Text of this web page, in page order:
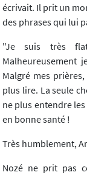
écrivait. Il prit un
des phrases qui lui
"Je suis très
Malheureusement
Malgré mes
plus lire. La seule
ne plus entendre
en bonne santé !
Très humblement,
Nozé ne prit pas